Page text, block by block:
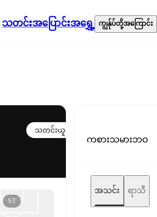
သတင်းအပြောင်းအရွှေ့ ကျွန်ုပ်တို့အကြောင်း
သတင်းယူရန်
ST
ကစားသမားဘဝ
အသင်း ရာသီ